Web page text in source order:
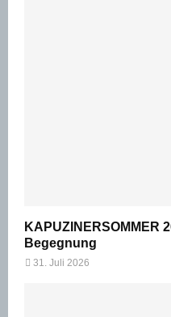
KAPUZINERSOMMER
Begegnung
31. Juli 2026